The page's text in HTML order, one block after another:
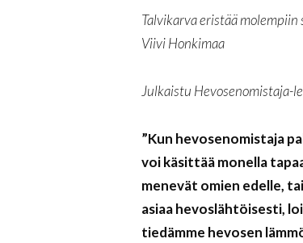
Talvikarva eristää molempiin
Viivi Honkimaa
Julkaistu Hevosenomistaja-
”Kun hevosenomistaja
voi käsittää monella
menevät omien edelle,
asiaa hevoslähtöisesti,
tiedämme hevosen